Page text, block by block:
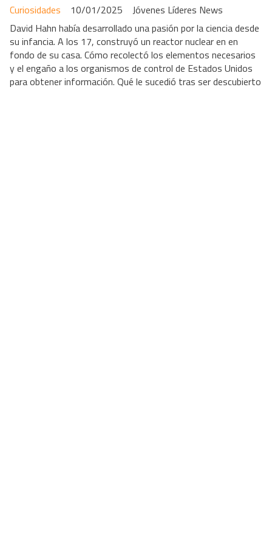
Jóvenes Líderes News
Curiosidades
10/01/2025
David Hahn había desarrollado una pasión por la ciencia desde
su infancia. A los 17, construyó un reactor nuclear en en
fondo de su casa. Cómo recolectó los elementos necesarios
y el engaño a los organismos de control de Estados Unidos
para obtener información. Qué le sucedió tras ser descubierto